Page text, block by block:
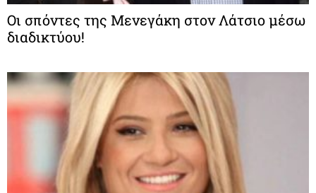
Οι σπόντες της Μενεγάκη στον Λάτσιο μέσω
διαδικτύου!